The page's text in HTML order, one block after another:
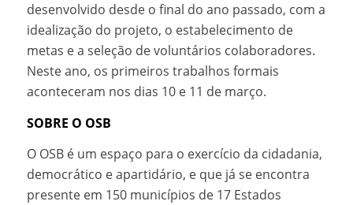
desenvolvido desde o final do ano passado, com a
idealização do projeto, o estabelecimento de
metas e a seleção de voluntários colaboradores.
Neste ano, os primeiros trabalhos formais
aconteceram nos dias 10 e 11 de março.
SOBRE O OSB
O OSB é um espaço para o exercício da cidadania,
democrático e apartidário, e que já se encontra
presente em 150 municípios de 17 Estados